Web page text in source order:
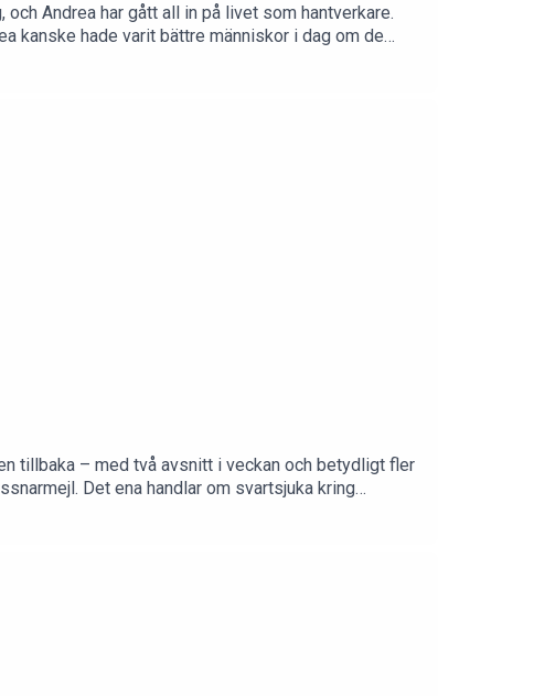
Andrea har gått all in på livet som hantverkare.
kanske hade varit bättre människor i dag om de
649!REKLAM FÖR BOOKBEAT - Gå in på
gäller nya kunder. Efter gratisperioden kostar
tillbaka – med två avsnitt i veckan och betydligt fler
Det ena handlar om svartsjuka kring
intresse för träning och sport. Hur mycket ska
bookbeat.se och ange koden "mathildaandrea" när